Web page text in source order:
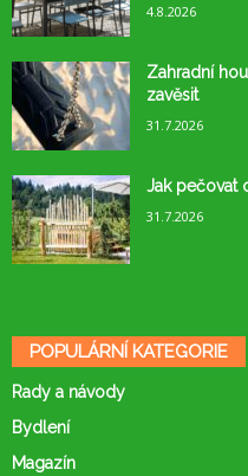
4.8.2026
Zahradní
zavěsit
31.7.2026
Jak pečovat
31.7.2026
POPULÁRNÍ KATEGORIE
Rady a návody
Bydlení
Magazín